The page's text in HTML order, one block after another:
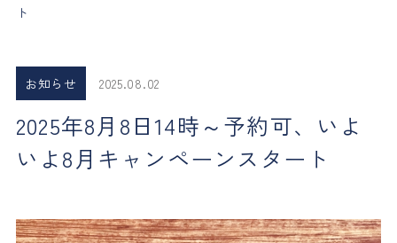
ト
お知らせ 2025.08.02
2025年8月8日14時～予約可、いよ
いよ8月キャンペーンスタート